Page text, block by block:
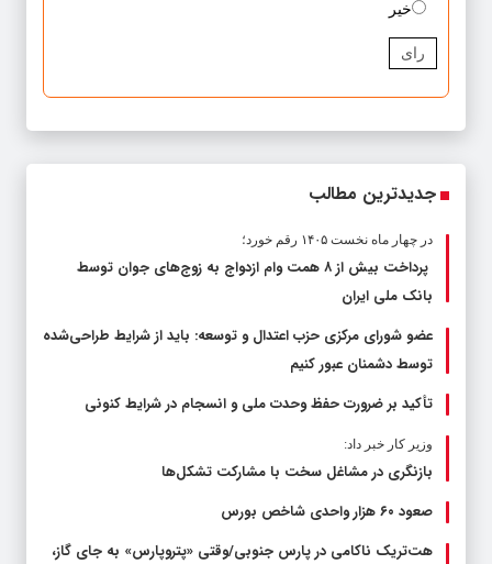
خیر
رای
جدیدترین مطالب
در چهار ماه نخست ۱۴۰۵ رقم خورد؛
پرداخت بیش از ۸ همت وام ازدواج به زوج‌های جوان توسط
بانک ملی ایران
عضو شورای مرکزی حزب اعتدال و توسعه: باید از شرایط طراحی‌شده
توسط دشمنان عبور کنیم
تأکید بر ضرورت حفظ وحدت ملی و انسجام در شرایط کنونی
وزیر کار خبر داد:
بازنگری در مشاغل سخت با مشارکت تشکل‌ها
صعود ۶۰ هزار واحدی شاخص بورس
هت‌تریک ناکامی در پارس جنوبی/وقتی «پتروپارس» به جای گاز،